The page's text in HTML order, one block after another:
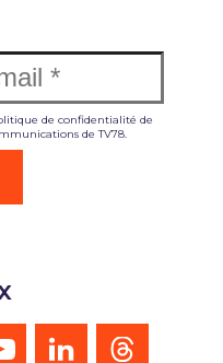
de confidentialité de
de TV78.